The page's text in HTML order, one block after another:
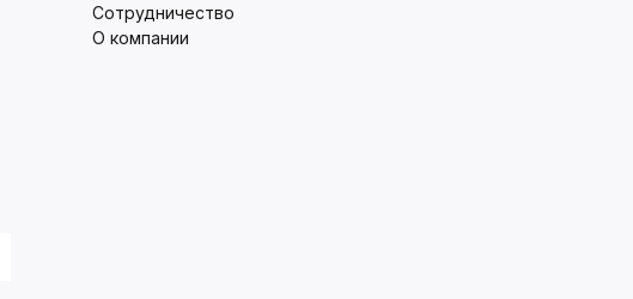
Сотрудничество
О компании